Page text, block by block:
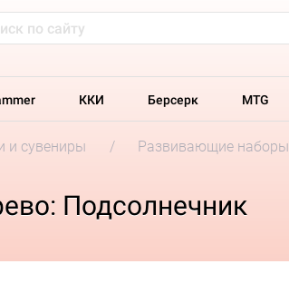
ККИ Берсерк MTG
и сувениры Развивающие наборы
Подсолнечник